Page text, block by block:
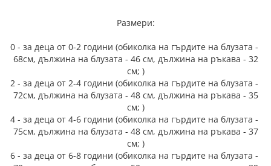
Размери:
0 - за деца от 0-2 години (обиколка на гърдите на блузата -
68см, дължина на блузата - 46 см, дължина на ръкава - 32
см; )
2 - за деца от 2-4 години (обиколка на гърдите на блузата -
72см, дължина на блузата - 48 см, дължина на ръкава - 35
см; )
4 - за деца от 4-6 години (обиколка на гърдите на блузата -
75см, дължина на блузата - 48 см, дължина на ръкава - 37
см; )
6 - за деца от 6-8 години (обиколка на гърдите на блузата -